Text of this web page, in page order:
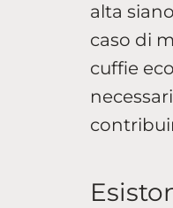
alta
caso di
cuffie